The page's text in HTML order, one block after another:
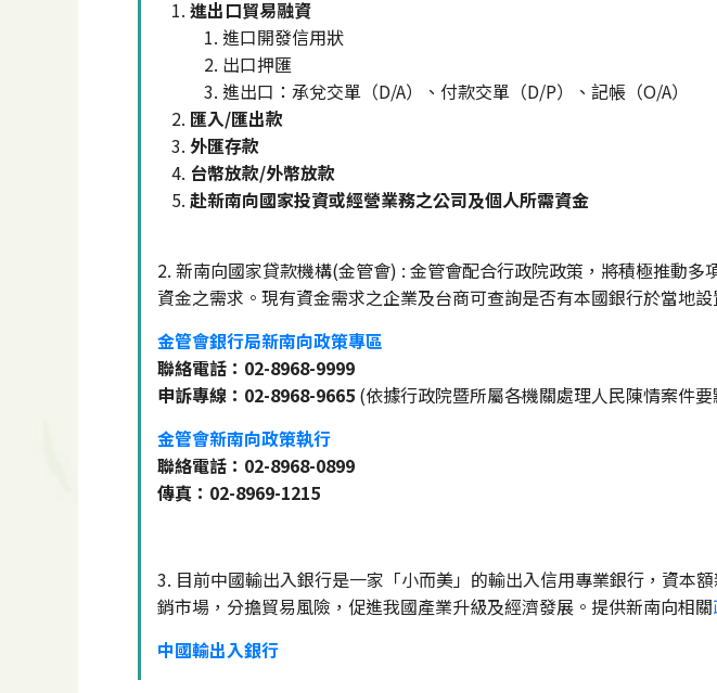
進出口貿易融資
進口開發信用狀
出口押匯
進出口：承兌交單（D/A）、付款交單（D/P）、記帳（O/A）
匯入/匯出款
外匯存款
台幣放款/外幣放款
赴新南向國家投資或經營業務之公司及個人所需資金
2. 新南向國家貸款機構(金管會) : 金管會配合行政院政策，將積極推動
資金之需求。現有資金需求之企業及台商可查詢是否有本國銀行於當地設
金管會銀行局新南向政策專區
聯絡電話：02-8968-9999
申訴專線：02-8968-9665 (依據行政院暨所屬各機關處理人民陳情案件
金管會新南向政策執行
聯絡電話：02-8968-0899
傳真：02-8969-1215
3. 目前中國輸出入銀行是一家「小而美」的輸出入信用專業銀行，資本
銷市場，分擔貿易風險，促進我國產業升級及經濟發展。提供新南向相關
中國輸出入銀行